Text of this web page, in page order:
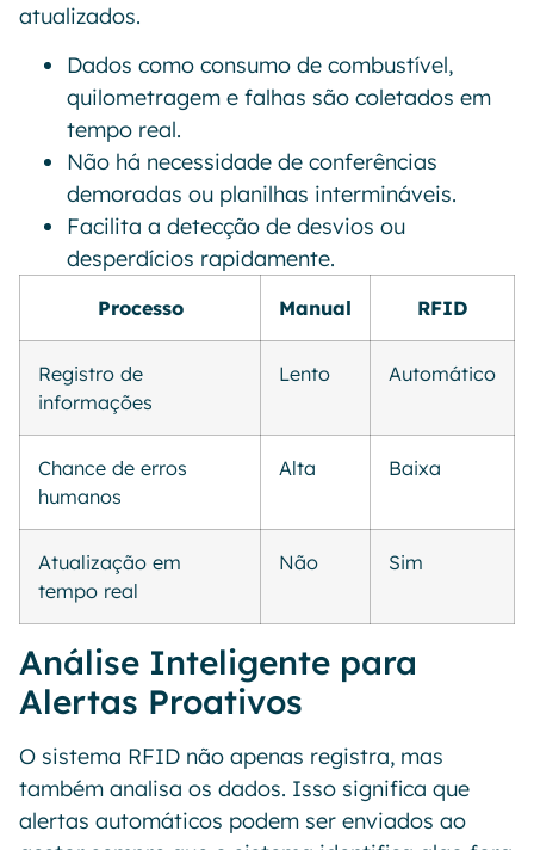
atualizados.
Dados como consumo de combustível,
quilometragem e falhas são coletados em
tempo real.
Não há necessidade de conferências
demoradas ou planilhas intermináveis.
Facilita a detecção de desvios ou
desperdícios rapidamente.
Processo Manual RFID
Registro de
informações
Lento Automático
Chance de erros
humanos
Alta Baixa
Atualização em
tempo real
Não Sim
Análise Inteligente para
Alertas Proativos
O sistema RFID não apenas registra, mas
também analisa os dados. Isso significa que
alertas automáticos podem ser enviados ao